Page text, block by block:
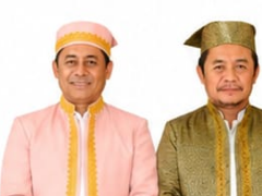
Publik,
Tetap
Hari Libur